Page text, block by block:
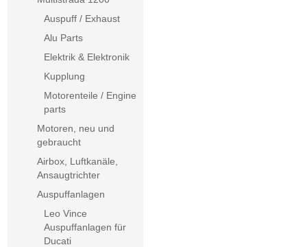
Auspuff / Exhaust
Alu Parts
Elektrik & Elektronik
Kupplung
Motorenteile / Engine
parts
Motoren, neu und
gebraucht
Airbox, Luftkanäle,
Ansaugtrichter
Auspuffanlagen
Leo Vince
Auspuffanlagen für
Ducati